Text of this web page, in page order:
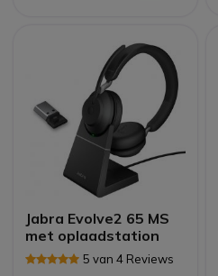
Jabra Evolve2 65 MS
met oplaadstation
5 van 4 Reviews